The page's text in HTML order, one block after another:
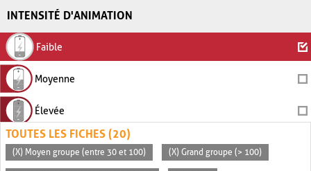
INTENSITÉ D'ANIMATION
Faible
Moyenne
Élevée
TOUTES LES FICHES (20)
(X) Moyen groupe (entre 30 et 100) (X) Grand groupe (> 100)